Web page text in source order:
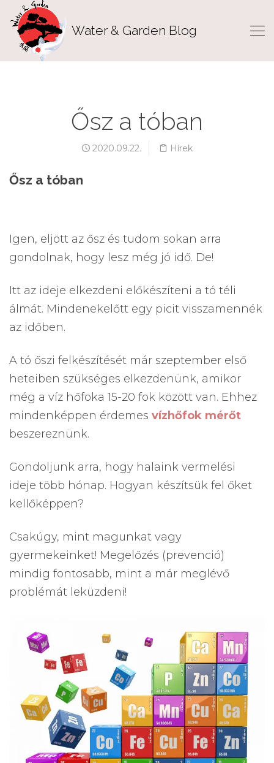
Water & Garden Blog
Ősz a tóban
2020.09.22. Hírek
Ősz a tóban
Igen, eljött az ősz és tudom sokan arra
gondolnak, hogy lesz még jó idő. De!
Itt az ideje elkezdeni előkészíteni a tó téli
álmát. Mindenekelőtt egy picit visszamennék
az időben.
A tó őszi felkészítését már szeptember első
heteiben szükséges elkezdenünk, amikor
még a víz hőfoka 15-20 fok között van. Ehhez
mindenképpen érdemes vízhőfok mérőt
beszereznünk.
Gondoljunk arra, hogy halaink vermelési
ideje több hónap. Hogyan készítsük fel őket
kellőképpen?
Csakúgy, mint magunkat vagy
gyermekeinket! Megelőzés (prevenció)
mindig fontosabb, mint a már meglévő
problémát leküzdeni!